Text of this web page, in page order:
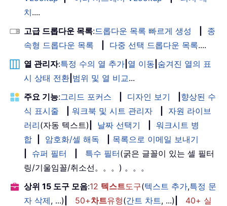
치....
고급 드롭다운 목록:드롭다운 목록 빠르게 생성
종
속형 드롭다운 목록
다중 선택 드롭다운 목록....
열 관리자:특정 수의 열 추가 열 이동 숨겨진 열의 표
시 상태 전환 범위 및 열 비교...
주요 기능:그리드 포커스 디자인 보기
향상된 수
식 표시줄
워크북 및 시트 관리자
자원 라이브
러리(자동 텍스트) 날짜 선택기
워크시트 병
합
암호화/셀 해독
목록으로 이메일 보내기
슈퍼 필터 특수 필터(굵은 글꼴이 있는 셀 필터
링/기울임꼴/취소선。。。) 。。。
상위 15 도구 모음:12 텍스트도구(텍스트 추가,특정 문
자 삭제, ...) 50+차트유형(간트 차트, ...)
40+ 실